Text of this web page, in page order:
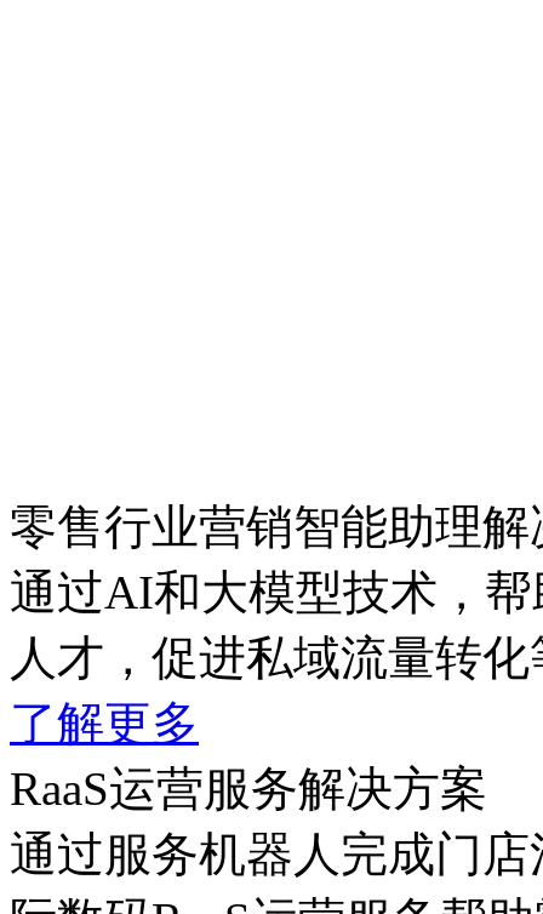
零售行业营销智能助理解
通过AI和大模型技术，
人才，促进私域流量转
了解更多
RaaS运营服务解决方案
通过服务机器人完成门店清